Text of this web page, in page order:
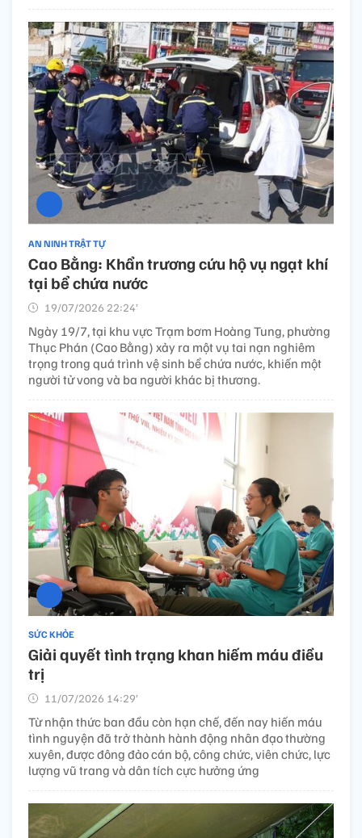
AN NINH TRẬT TỰ
Cao Bằng: Khẩn trương cứu hộ vụ ngạt khí
tại bể chứa nước
19/07/2026 22:24’
Ngày 19/7, tại khu vực Trạm bơm Hoàng Tung, phường
Thục Phán (Cao Bằng) xảy ra một vụ tai nạn nghiêm
trọng trong quá trình vệ sinh bể chứa nước, khiến một
người tử vong và ba người khác bị thương.
SỨC KHỎE
Giải quyết tình trạng khan hiếm máu điều
trị
11/07/2026 14:29’
Từ nhận thức ban đầu còn hạn chế, đến nay hiến máu
tình nguyện đã trở thành hành động nhân đạo thường
xuyên, được đông đảo cán bộ, công chức, viên chức, lực
lượng vũ trang và dân tích cực hưởng ứng